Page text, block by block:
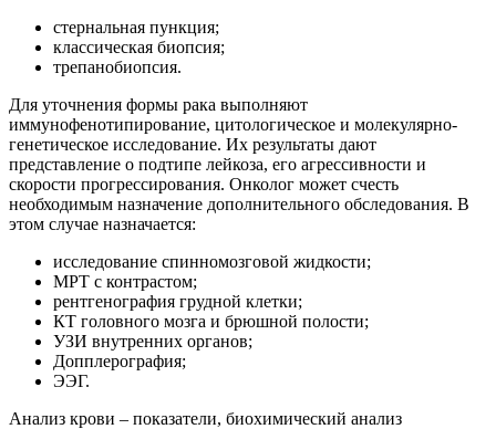
стернальная пункция;
классическая биопсия;
трепанобиопсия.
Для уточнения формы рака выполняют
иммунофенотипирование, цитологическое и молекулярно-
генетическое исследование. Их результаты дают
представление о подтипе лейкоза, его агрессивности и
скорости прогрессирования. Онколог может счесть
необходимым назначение дополнительного обследования. В
этом случае назначается:
исследование спинномозговой жидкости;
МРТ с контрастом;
рентгенография грудной клетки;
КТ головного мозга и брюшной полости;
УЗИ внутренних органов;
Допплерография;
ЭЭГ.
Анализ крови – показатели, биохимический анализ